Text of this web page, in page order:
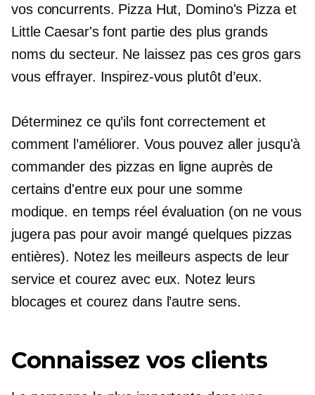
vos concurrents. Pizza Hut, Domino's Pizza et
Little Caesar's font partie des plus grands
noms du secteur. Ne laissez pas ces gros gars
vous effrayer. Inspirez-vous plutôt d’eux.
Déterminez ce qu’ils font correctement et
comment l’améliorer. Vous pouvez aller jusqu'à
commander des pizzas en ligne auprès de
certains d'entre eux pour une somme
modique.en temps réel évaluation (on ne vous
jugera pas pour avoir mangé quelques pizzas
entières). Notez les meilleurs aspects de leur
service et courez avec eux. Notez leurs
blocages et courez dans l’autre sens.
Connaissez vos clients